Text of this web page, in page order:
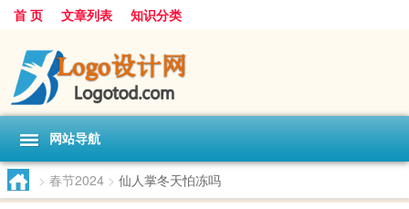
首 页 文章列表 知识分类
网站导航
> 春节2024 > 仙人掌冬天怕冻吗